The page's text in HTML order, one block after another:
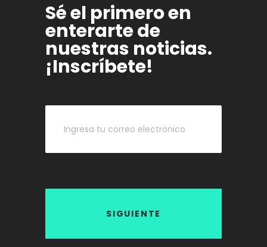
Sé el primero en
enterarte de
nuestras noticias.
¡Inscríbete!
SIGUIENTE